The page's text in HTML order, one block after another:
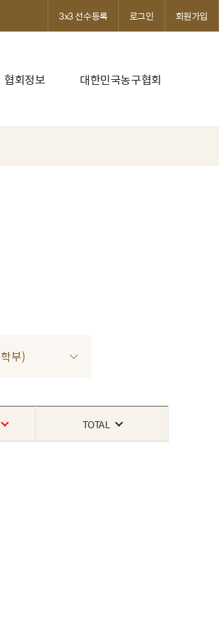
협회정보 대한민국농구협회
3x3 선수등록 로그인 회원가입
부)
TOTAL